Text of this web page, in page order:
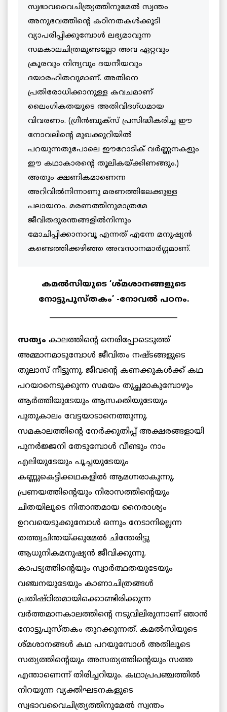
സ്വഭാവവൈചിത്ര്യത്തിനുമേല്‍ സ്വന്തം
അനുഭവത്തിന്റെ കഠിനതകള്‍ക്കൂടി
വ്യാപരിപ്പിക്കുമ്പോള്‍ ലഭ്യമാവുന്ന
സമകാലചിത്രമുണ്ടല്ലോ അവ ഏറ്റവും
ക്രൂരവും നിന്ദ്യവും ദയനീയവും
ദയാരഹിതവുമാണ്. അതിനെ
പ്രതിരോധിക്കാനുള്ള കവചമാണ്
ലൈംഗികതയുടെ അതിവിദഗ്ധമായ
വിവരണം. (ഗ്രീന്‍ബുക്‌സ് പ്രസിദ്ധീകരിച്ച ഈ
നോവലിന്റെ മുഖക്കുറിയില്‍
പറയുന്നതുപോലെ ഈറോടിക് വര്‍ണ്ണനകളും
ഈ കഥാകാരന്റെ തൂലികയ്ക്കിണങ്ങും.)
അതും ക്ഷണികമാണെന്ന
അറിവില്‍നിന്നാണു മരണത്തിലേക്കുള്ള
പലായനം. മരണത്തിനുമാത്രമേ
ജീവിതദുരന്തങ്ങളില്‍നിന്നും
മോചിപ്പിക്കാനാവൂ എന്നത് എന്നേ മനുഷ്യന്‍
കണ്ടെത്തിക്കഴിഞ്ഞ അവസാനമാര്‍ഗ്ഗമാണ്.
കമല്‍സിയുടെ ‘ശ്മശാനങ്ങളുടെ
നോട്ടുപുസ്തകം’ -നോവല്‍ പഠനം.
സത്യം കാലത്തിന്റെ നെരിപ്പോടെടുത്ത്
അമ്മാനമാടുമ്പോള്‍ ജീവിതം നഷ്ടങ്ങളുടെ
തുലാസ് നീട്ടുന്നു. ജീവന്റെ കണക്കുകള്‍ക്ക് കഥ
പറയാനെടുക്കുന്ന സമയം തുച്ഛമാകുമ്പോഴും
ആര്‍ത്തിയുടേയും ആസക്തിയുടേയും
പുതുകാലം വേട്ടയാടാനെത്തുന്നു.
സമകാലത്തിന്റെ നേര്‍ക്കുതിപ്പ് അക്ഷരങ്ങളായി
പുനര്‍ജ്ജനി തേടുമ്പോള്‍ വീണ്ടും നാം
എലിയുടേയും പൂച്ചയുടേയും
കണ്ണുകെട്ടിക്കഥകളില്‍ ആമഗ്നരാകുന്നു.
പ്രണയത്തിന്റെയും നിരാസത്തിന്റെയും
ചിതയിലൂടെ നിതാന്തമായ നൈരാശ്യം
ഉറവയെടുക്കുമ്പോള്‍ ഒന്നും നേടാനില്ലെന്ന
തത്ത്വചിന്തയ്ക്കുമേല്‍ ചിന്തേരിട്ടു
ആധുനികമനുഷ്യന്‍ ജീവിക്കുന്നു.
കാപട്യത്തിന്റെയും സ്വാര്‍ത്ഥതയുടേയും
വഞ്ചനയുടേയും കാണാചിത്രങ്ങള്‍
പ്രതിഷ്ഠിതമായിക്കൊണ്ടിരിക്കുന്ന
വര്‍ത്തമാനകാലത്തിന്റെ നടുവിലിരുന്നാണ് ഞാന്‍
നോട്ടുപുസ്തകം തുറക്കുന്നത്. കമല്‍സിയുടെ
ശ്മശാനങ്ങള്‍ കഥ പറയുമ്പോള്‍ അതിലൂടെ
സത്യത്തിന്റെയും അസത്യത്തിന്റെയും സത്ത
എന്താണെന്ന് തിരിച്ചറിയും. കഥാപ്രപഞ്ചത്തില്‍
നിറയുന്ന വ്യക്തിഘടനകളുടെ
സ്വഭാവവൈചിത്ര്യത്തിനുമേല്‍ സ്വന്തം